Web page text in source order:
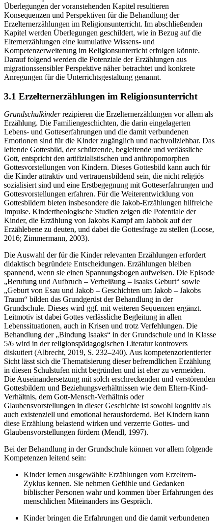
Überlegungen der voranstehenden Kapitel resultieren
Konsequenzen und Perspektiven für die Behandlung der
Erzelternerzählungen im Religionsunterricht. Im abschließenden
Kapitel werden Überlegungen geschildert, wie in Bezug auf die
Elternerzählungen eine kumulative Wissens- und
Kompetenzerweiterung im Religionsunterricht erfolgen könnte.
Darauf folgend werden die Potenziale der Erzählungen aus
migrationssensibler Perspektive näher betrachtet und konkrete
Anregungen für die Unterrichtsgestaltung genannt.
3.1 Erzelternerzählungen im Religionsunterricht
Grundschulkinderrezipieren die Erzelternerzählungen vor allem als
Erzählung. Die Familiengeschichten, die darin eingelagerten
Lebens- und Gotteserfahrungen und die damit verbundenen
Emotionen sind für die Kinder zugänglich und nachvollziehbar. Das
leitende Gottesbild, der schützende, begleitende und verlässliche
Gott, entspricht den artifizialistischen und anthropomorphen
Gottesvorstellungen von Kindern. Dieses Gottesbild kann auch für
die Kinder attraktiv und vertrauensbildend sein, die nicht religiös
sozialisiert sind und eine Erstbegegnung mit Gotteserfahrungen und
Gottesvorstellungen erfahren. Für die Weiterentwicklung von
Gottesbildern bieten insbesondere die Jakob-Erzählungen hilfreiche
Impulse. Kindertheologische Studien zeigen die Potentiale der
Kinder, die Erzählung von Jakobs Kampf am Jabbok auf der
Erzählebene zu deuten, und dabei die Gottesfrage zu stellen (Loose,
2016; Zimmermann, 2003).
Die Auswahl der für die Kinder relevanten Erzählungen erfordert
didaktisch begründete Entscheidungen. Erzählungen bleiben
spannend, wenn sie einen Spannungsbogen aufweisen. Die Episode
„Berufung und Aufbruch – Verheißung – Isaaks Geburt“ sowie
„Geburt von Esau und Jakob – Geschichten um Jakob – Jakobs
Traum“ bilden das Grundgerüst der Behandlung in der
Grundschule. Dieses wird ggf. mit weiteren Sequenzen ergänzt.
Leitmotiv ist dabei Gottes verlässliche Begleitung in allen
Lebenssituationen, auch in Krisen und trotz Verfehlungen. Die
Behandlung der „Bindung Isaaks“ in der Grundschule und in Klasse
5/6 wird in der religionspädagogischen Literatur kontrovers
diskutiert (Albrecht, 2019, S. 232–240). Aus kompetenzorientierter
Sicht lässt sich die Thematisierung dieser befremdlichen Erzählung
in diesen Schulstufen nicht begründen und ist eher zu vermeiden.
Die Auseinandersetzung mit solch erschreckenden und verstörenden
Gottesbildern und Beziehungsverhältnissen wie dem Eltern-Kind-
Verhältnis, dem Gott-Mensch-Verhältnis oder
Glaubensvorstellungen in dieser Geschichte ist sowohl kognitiv als
auch existenziell und emotional herausfordernd. Bei Kindern kann
diese Erzählung belastend wirken und verzerrte Gottes- und
Glaubensvorstellungen fördern (Mendl, 1997).
Bei der Behandlung in der Grundschule können vor allem folgende
Kompetenzen leitend sein:
Kinder lernen ausgewählte Erzählungen vom Erzeltern-
Zyklus kennen. Sie nehmen Gefühle und Gedanken
biblischer Personen wahr und kommen über Erfahrungen des
menschlichen Miteinanders ins Gespräch.
Kinder bringen die Erfahrungen und die damit verbundenen